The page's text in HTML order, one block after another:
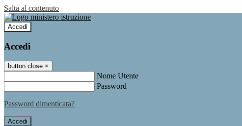
Salta al contenuto
Accedi
Accedi
button close ×
Nome Utente
Password
Password dimenticata?